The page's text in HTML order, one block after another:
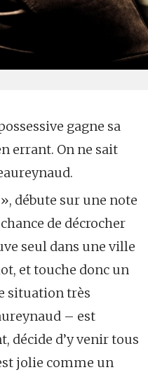
gagne sa
errant. On ne sait
débute sur une note
de décrocher
seul dans une ville
et touche donc un
situation très
– est
décide d’y venir tous
jolie comme un